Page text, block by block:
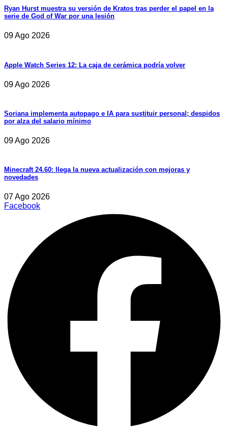
Ryan Hurst muestra su versión de Kratos tras perder el papel en la
serie de God of War por una lesión
09 Ago 2026
Apple Watch Series 12: La caja de cerámica podría volver
09 Ago 2026
Soriana implementa autopago e IA para sustituir personal; despidos
por alza del salario mínimo
09 Ago 2026
Minecraft 24.60: llega la nueva actualización con mejoras y
novedades
07 Ago 2026
Facebook